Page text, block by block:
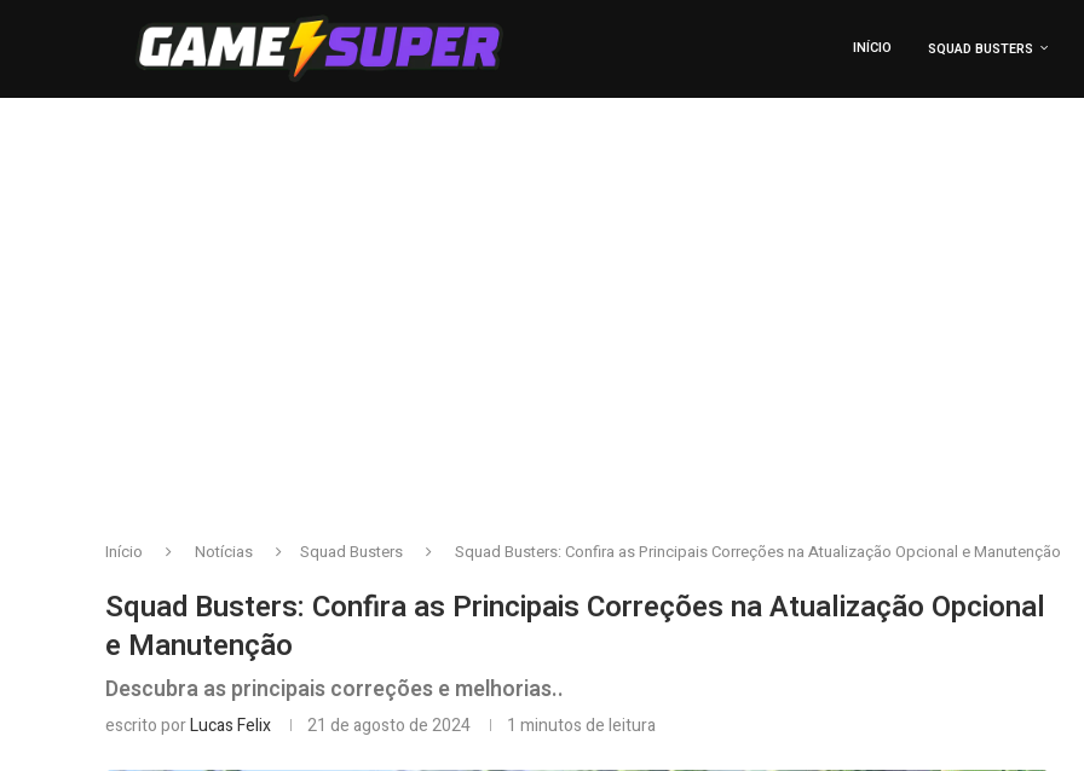
INÍCIO SQUAD BUSTERS
Início Notícias Squad Busters Squad Busters: Confira as Principais Correções na Atualização Opcional e Manutenção
Squad Busters: Confira as Principais Correções na Atualização Opcional
e Manutenção
Descubra as principais correções e melhorias..
escrito porLucas Felix 21 de agosto de 2024 1 minutos de leitura